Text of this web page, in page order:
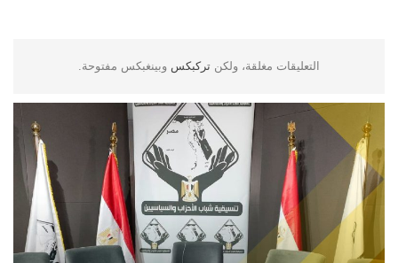
التعليقات مغلقة، ولكن تركبكس وبينغبكس مفتوحة.